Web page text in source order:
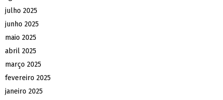
julho 2025
junho 2025
maio 2025
abril 2025
março 2025
fevereiro 2025
janeiro 2025